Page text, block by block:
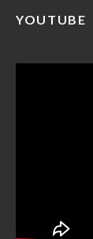
YOUTUBE